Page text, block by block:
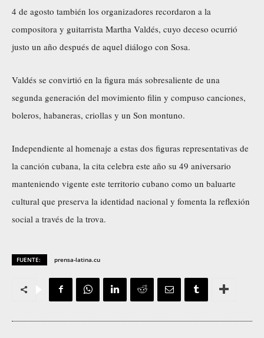
4 de agosto también los organizadores recordaron a la
compositora y guitarrista Martha Valdés, cuyo deceso ocurrió
justo un año después de aquel diálogo con Sosa.
Valdés se convirtió en la figura más sobresaliente de una
segunda generación del movimiento filin y compuso canciones,
boleros, habaneras, criollas y un Son montuno.
Independiente al homenaje a estas dos figuras representativas de
la canción cubana, la cita celebra este año su 49 aniversario
manteniendo vigente este territorio cubano como un baluarte
cultural que preserva la identidad nacional y fomenta la reflexión
social a través de la trova.
FUENTE: prensa-latina.cu